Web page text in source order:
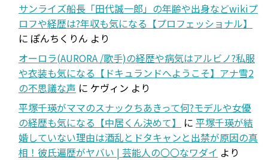
サンライズ船長「田代誠一郎」の年齢や出身などwikiプ
ロフや経歴は?年収も気になる【プロフェッショナル】
に ぽんちくりん より
オーロラ(AURORA /歌手)の経歴や病気はアルビノ?私服
や衣装も気になる【ドキュランドへようこそ】アナ雪2
の不思議な声 に ケヴィン より
平塚千瑛がママのスナックちあきって何?モデルや女優
の経歴も気になる【中居くん決めて】
に 平塚千瑛が結
婚していない理由は酒乱とドタキャンと出禁が原因の真
相！彼氏遍歴がヤバい | 芸能人の〇〇なワダイ より